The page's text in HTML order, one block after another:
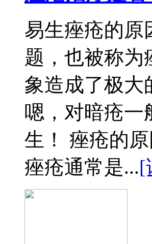
易生痤疮的原
题，也被称为
象造成了极大
嗯，对暗疮一
生！ 痤疮的
痤疮通常是...[